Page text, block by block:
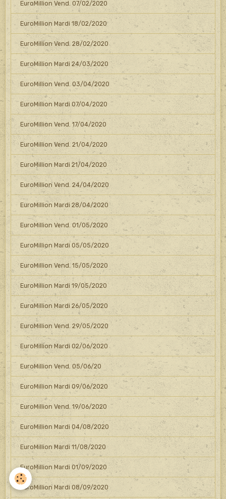
EuroMillion Vend. 07/02/2020
EuroMillion Mardi 18/02/2020
EuroMillion Vend. 28/02/2020
EuroMillion Mardi 24/03/2020
EuroMillion Vend. 03/04/2020
EuroMillion Mardi 07/04/2020
EuroMillion Vend. 17/04/2020
EuroMillion Vend. 21/04/2020
EuroMillion Mardi 21/04/2020
EuroMillion Vend. 24/04/2020
EuroMillion Mardi 28/04/2020
EuroMillion Vend. 01/05/2020
EuroMillion Mardi 05/05/2020
EuroMillion Vend. 15/05/2020
EuroMillion Mardi 19/05/2020
EuroMillion Mardi 26/05/2020
EuroMillion Vend. 29/05/2020
EuroMillion Mardi 02/06/2020
EuroMillion Vend. 05/06/20
EuroMillion Mardi 09/06/2020
EuroMillion Vend. 19/06/2020
EuroMillion Mardi 04/08/2020
EuroMillion Mardi 11/08/2020
EuroMillion Mardi 01/09/2020
EuroMillion Mardi 08/09/2020